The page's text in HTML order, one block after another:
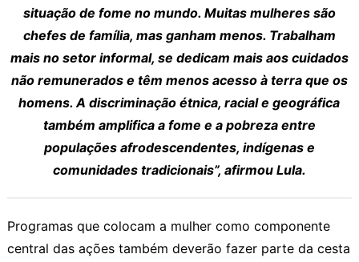
situação de fome no mundo. Muitas mulheres são
chefes de família, mas ganham menos. Trabalham
mais no setor informal, se dedicam mais aos cuidados
não remunerados e têm menos acesso à terra que os
homens. A discriminação étnica, racial e geográfica
também amplifica a fome e a pobreza entre
populações afrodescendentes, indígenas e
comunidades tradicionais”, afirmou Lula.
Programas que colocam a mulher como componente
central das ações também deverão fazer parte da cesta